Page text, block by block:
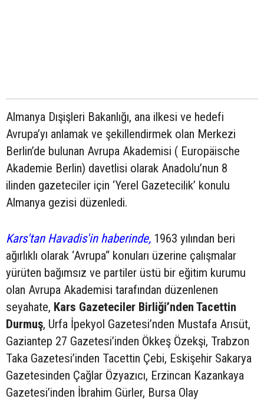
Almanya Dışişleri Bakanlığı, ana ilkesi ve hedefi
Avrupa’yı anlamak ve şekillendirmek olan Merkezi
Berlin’de bulunan Avrupa Akademisi ( Europäische
Akademie Berlin) davetlisi olarak Anadolu’nun 8
ilinden gazeteciler için ‘Yerel Gazetecilik’ konulu
Almanya gezisi düzenledi.
Kars'tan Havadis'in haberinde, 1963 yılından beri
ağırlıklı olarak ‘Avrupa“ konuları üzerine çalışmalar
yürüten bağımsız ve partiler üstü bir eğitim kurumu
olan Avrupa Akademisi tarafından düzenlenen
seyahate, Kars Gazeteciler Birliği’nden Tacettin
Durmuş, Urfa İpekyol Gazetesi’nden Mustafa Arısüt,
Gaziantep 27 Gazetesi’inden Ökkeş Özekşi, Trabzon
Taka Gazetesi’inden Tacettin Çebi, Eskişehir Sakarya
Gazetesinden Çağlar Özyazıcı, Erzincan Kazankaya
Gazetesi’inden İbrahim Gürler, Bursa Olay